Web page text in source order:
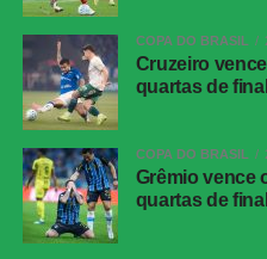
Data
Horário
19h30, no
Cartões
amarelos
Juventude:
Cartões
vermelhos
Nenhum
Gol
Alan Minda,
COPA DO BRASIL
Cruzeiro
quartas de
COPA DO BRASIL
Grêmio vence
quartas de